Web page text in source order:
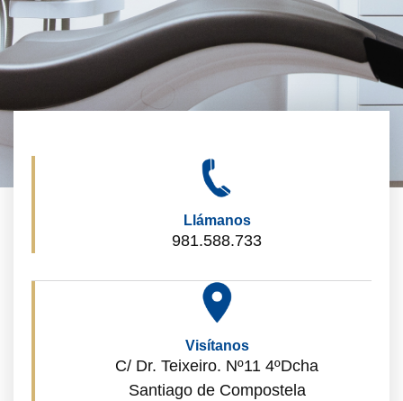
Llámanos
981.588.733
Visítanos
C/ Dr. Teixeiro. Nº11 4ºDcha
Santiago de Compostela